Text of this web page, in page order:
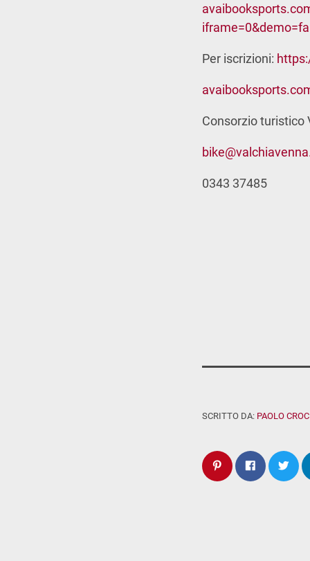
Per iscrizioni:
Consorzio turistico
0343 37485
SCRITTO DA: PAOLO